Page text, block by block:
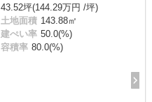
43.52坪(144.29万円 /坪)
土地面積 143.88㎡
建ぺい率 50.0(%)
容積率 80.0(%)